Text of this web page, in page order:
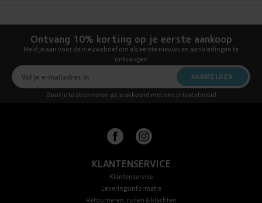
Ontvang 10% korting op je eerste aankoop
Meld je aan voor de nieuwsbrief om als eerste nieuws en aanbiedingen te
ontvangen
AANMELDEN
Door je te abonneren ga je akkoord met ons privacybeleid
KLANTENSERVICE
Klantenservice
Leveringsinformatie
Retourneren, ruilen & klachten